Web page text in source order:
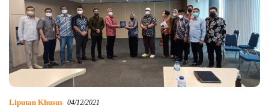
Liputan Khusus 04/12/2021